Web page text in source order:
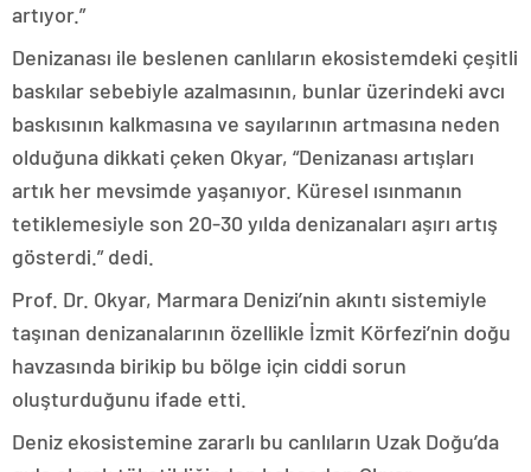
artıyor.”
Denizanası ile beslenen canlıların ekosistemdeki çeşitli
baskılar sebebiyle azalmasının, bunlar üzerindeki avcı
baskısının kalkmasına ve sayılarının artmasına neden
olduğuna dikkati çeken Okyar, “Denizanası artışları
artık her mevsimde yaşanıyor. Küresel ısınmanın
tetiklemesiyle son 20-30 yılda denizanaları aşırı artış
gösterdi.” dedi.
Prof. Dr. Okyar, Marmara Denizi’nin akıntı sistemiyle
taşınan denizanalarının özellikle İzmit Körfezi’nin doğu
havzasında birikip bu bölge için ciddi sorun
oluşturduğunu ifade etti.
Deniz ekosistemine zararlı bu canlıların Uzak Doğu’da